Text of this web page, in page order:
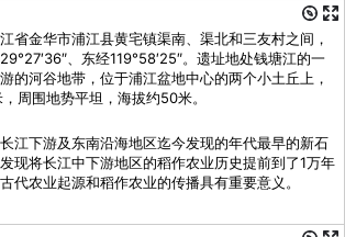
省金华市浦江县黄宅镇渠南、渠北和三友村之间，
、东经119°58′25″。遗址地处钱塘江的一
的河谷地带，位于浦江盆地中心的两个小土丘上，
周围地势平坦，海拔约50米。
长江下游及东南沿海地区迄今发现的年代最早的新石
现将长江中下游地区的稻作农业历史提前到了1万年
代农业起源和稻作农业的传播具有重要意义。